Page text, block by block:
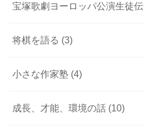
宝塚歌劇ヨーロッパ公演生徒伝
将棋を語る (3)
小さな作家塾 (4)
成長、才能、環境の話 (10)